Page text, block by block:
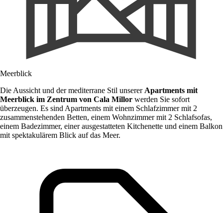
Meerblick
Die Aussicht und der mediterrane Stil unserer Apartments mit
Meerblick im Zentrum von Cala Millor werden Sie sofort
überzeugen. Es sind Apartments mit einem Schlafzimmer mit 2
zusammenstehenden Betten, einem Wohnzimmer mit 2 Schlafsofas,
einem Badezimmer, einer ausgestatteten Kitchenette und einem Balkon
mit spektakulärem Blick auf das Meer.